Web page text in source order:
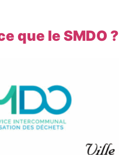
que le SMDO ?